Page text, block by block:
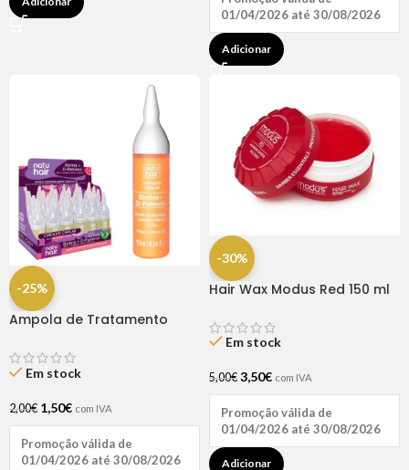
01/04/2026 até 30/08/2026
Adicionar
-25%
Ampola de Tratamento
Hair (1 UNIDADE)
Em stock
2,00€ 1,50€ com IVA
Promoção válida de
01/04/2026 até 30/08/2026
-30%
Hair Wax Modus Red 150 ml
Em stock
5,00€ 3,50€ com IVA
Promoção válida de
01/04/2026 até 30/08/2026
Adicionar